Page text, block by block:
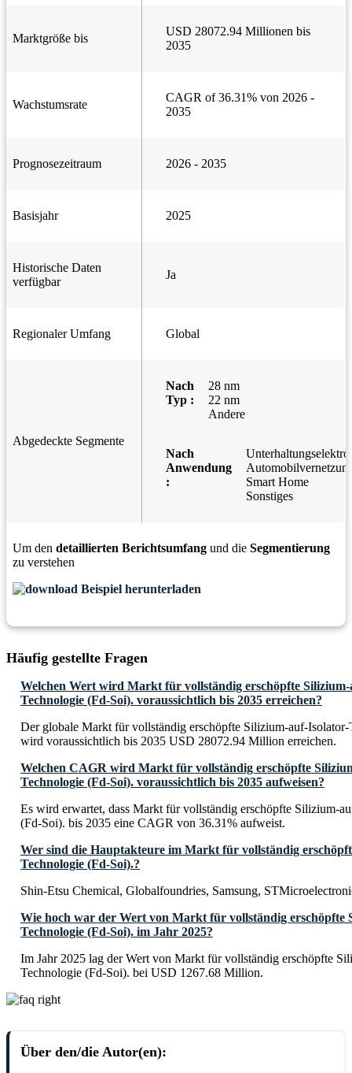
Marktgröße bis
USD 28072.94 Millionen bis
2035
Wachstumsrate
CAGR of 36.31% von 2026 -
2035
Prognosezeitraum 2026 - 2035
Basisjahr 2025
Historische Daten
verfügbar
Ja
Regionaler Umfang Global
Abgedeckte Segmente
Nach
Typ :
28 nm
22 nm
Andere
Nach
Anwendung
:
Smart Home
Sonstiges
Um den detaillierten Berichtsumfang und die Segmentierung
zu verstehen
Beispiel herunterladen
Häufig gestellte Fragen
Welchen Wert wird Markt für vollständig erschöpfte
Technologie (Fd-Soi). voraussichtlich bis 2035 erreichen?
Der globale Markt für vollständig erschöpfte Silizium-auf-
wird voraussichtlich bis 2035 USD 28072.94 Million erreichen.
Welchen CAGR wird Markt für vollständig erschöpfte
Technologie (Fd-Soi). voraussichtlich bis 2035 aufweisen?
Es wird erwartet, dass Markt für vollständig erschöpfte Silizium-
(Fd-Soi). bis 2035 eine CAGR von 36.31% aufweist.
Wer sind die Hauptakteure im Markt für vollständig
Technologie (Fd-Soi).?
Shin-Etsu Chemical, Globalfoundries, Samsung,
Wie hoch war der Wert von Markt für vollständig erschöpfte
Technologie (Fd-Soi). im Jahr 2025?
Im Jahr 2025 lag der Wert von Markt für vollständig erschöpfte
Technologie (Fd-Soi). bei USD 1267.68 Million.
Über den/die Autor(en):